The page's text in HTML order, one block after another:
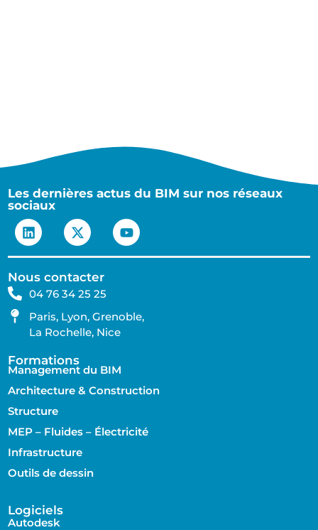
Les dernières actus du BIM sur nos réseaux
sociaux
Nous contacter
04 76 34 25 25
Paris, Lyon, Grenoble,
La Rochelle, Nice
Formations
Management du BIM
Architecture & Construction
Structure
MEP – Fluides – Électricité
Infrastructure
Outils de dessin
Logiciels
Autodesk